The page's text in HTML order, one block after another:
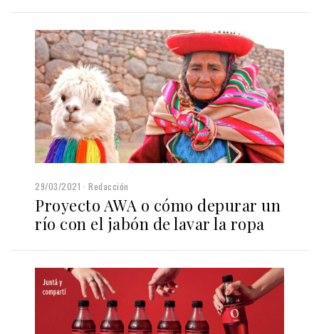
29/03/2021 Redacción
Proyecto AWA o cómo depurar un
río con el jabón de lavar la ropa